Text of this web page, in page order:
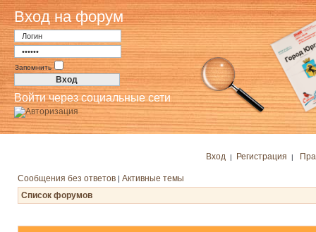
Вход на форум
Запомнить
Войти через социальные сети
Вход | Регистрация |
Сообщения без ответов | Активные темы
Список форумов